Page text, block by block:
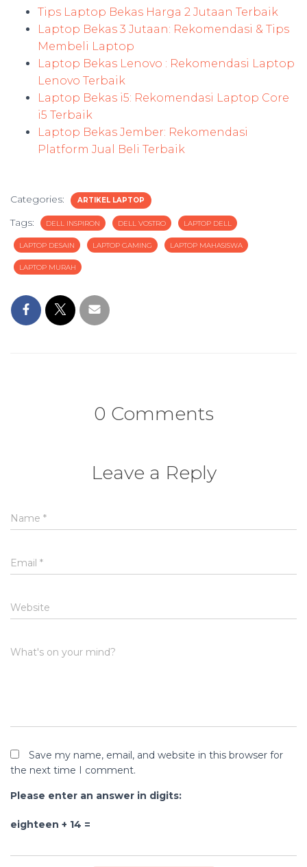
Tips Laptop Bekas Harga 2 Jutaan Terbaik
Laptop Bekas 3 Jutaan: Rekomendasi & Tips
Membeli Laptop
Laptop Bekas Lenovo : Rekomendasi Laptop
Lenovo Terbaik
Laptop Bekas i5: Rekomendasi Laptop Core
i5 Terbaik
Laptop Bekas Jember: Rekomendasi
Platform Jual Beli Terbaik
Categories: ARTIKEL LAPTOP
Tags: DELL INSPIRON DELL VOSTRO LAPTOP DELL
LAPTOP DESAIN LAPTOP GAMING LAPTOP MAHASISWA
LAPTOP MURAH
0 Comments
Leave a Reply
Name *
Email *
Website
What's on your mind?
Save my name, email, and website in this browser for
the next time I comment.
Please enter an answer in digits:
eighteen + 14 =